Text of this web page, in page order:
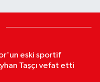
eski sportif
Taşçı vefat etti